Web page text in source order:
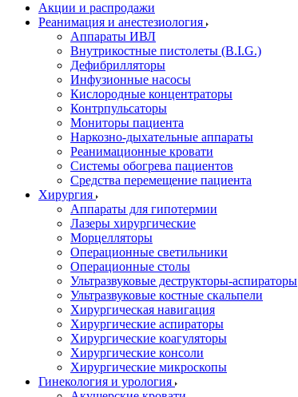
Акции и распродажи
Реанимация и анестезиология
Аппараты ИВЛ
Внутрикостные пистолеты (B.I.G.)
Дефибрилляторы
Инфузионные насосы
Кислородные концентраторы
Контрпульсаторы
Мониторы пациента
Наркозно-дыхательные аппараты
Реанимационные кровати
Системы обогрева пациентов
Средства перемещение пациента
Хирургия
Аппараты для гипотермии
Лазеры хирургические
Морцелляторы
Операционные светильники
Операционные столы
Ультразвуковые деструкторы-аспираторы
Ультразвуковые костные скальпели
Хирургическая навигация
Хирургические аспираторы
Хирургические коагуляторы
Хирургические консоли
Хирургические микроскопы
Гинекология и урология